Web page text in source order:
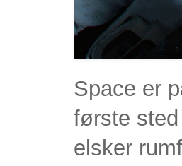
Space er
første
elsker